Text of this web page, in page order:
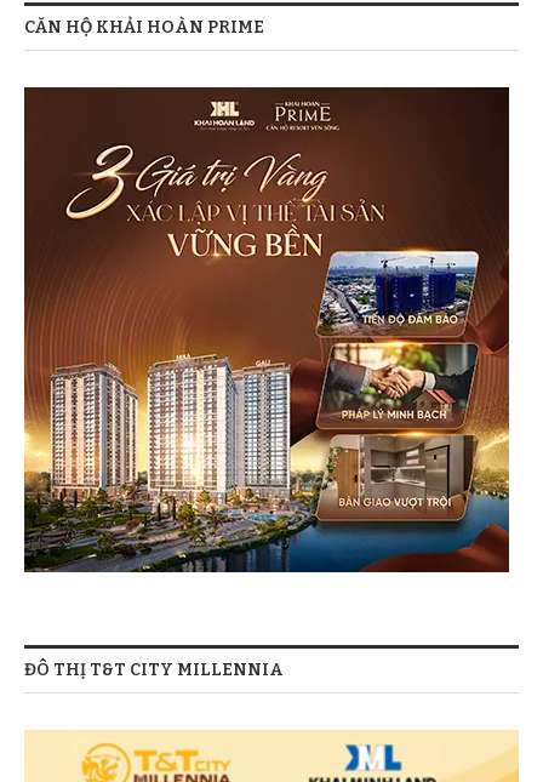
CĂN HỘ KHẢI HOÀN PRIME
ĐÔ THỊ T&T CITY MILLENNIA